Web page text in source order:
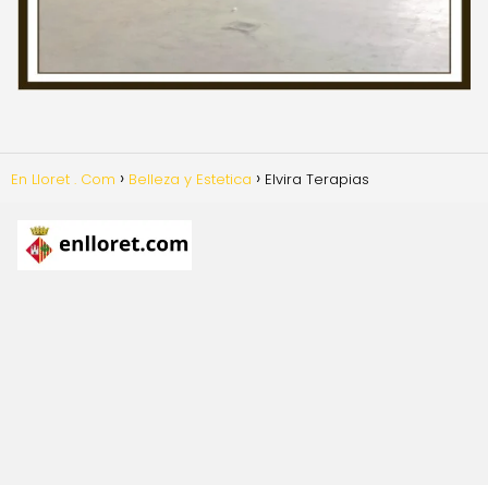
En Lloret . Com Belleza y Estetica Elvira Terapias